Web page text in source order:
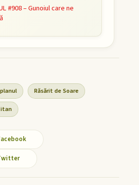
#908 – Gunoiul care ne
planul Răsărit de Soare